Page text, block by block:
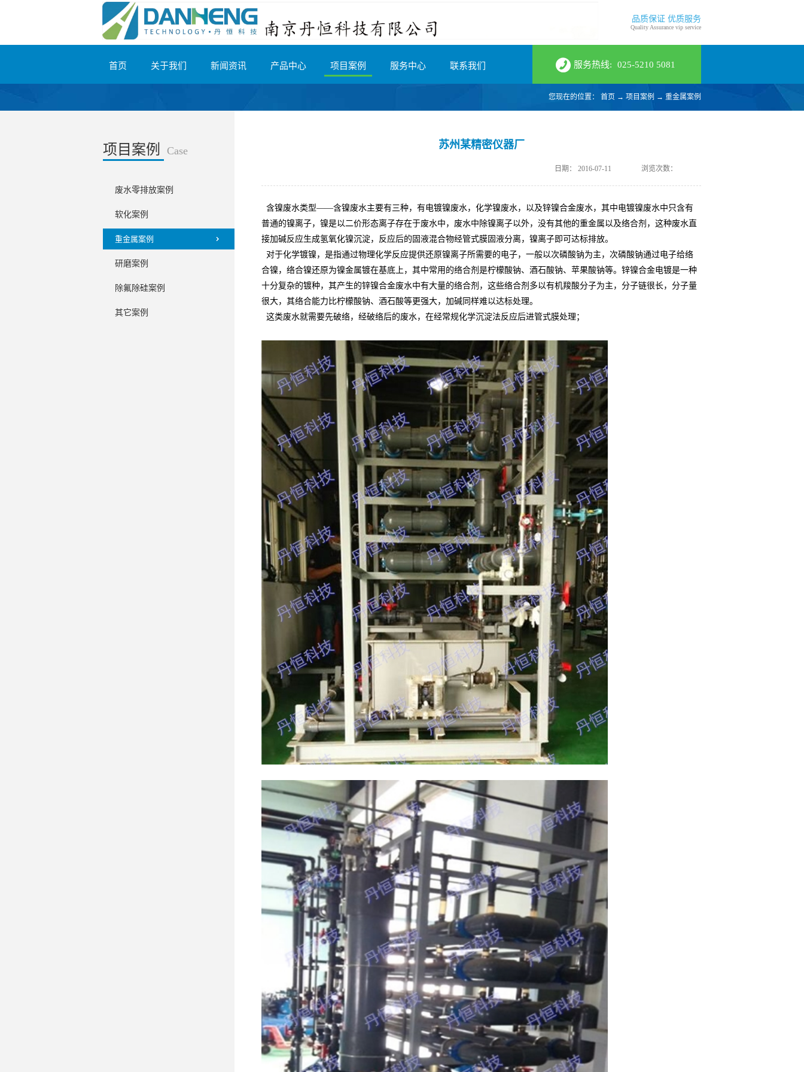
服务热线: 025-5210 5081
品质保证 优质服务
Quality Assurance vip service
首页 关于我们 新闻资讯 产品中心 项目案例 服务中心 联系我们
项目案例 Case
废水零排放案例
软化案例
重金属案例
研磨案例
除氟除硅案例
其它案例
您现在的位置： 首页 → 项目案例 → 重金属案例
苏州某精密仪器厂
日期： 2016-07-11 浏览次数：
含镍废水类型——含镍废水主要有三种，有电镀镍废水，化学镍废水，以及锌镍合金废水，其中电镀镍废水中只含有
普通的镍离子，镍是以二价形态离子存在于废水中，废水中除镍离子以外，没有其他的重金属以及络合剂，这种废水直
接加碱反应生成氢氧化镍沉淀，反应后的固液混合物经管式膜固液分离，镍离子即可达标排放。
对于化学镀镍，是指通过物理化学反应提供还原镍离子所需要的电子，一般以次磷酸钠为主，次磷酸钠通过电子给络
合镍，络合镍还原为镍金属镀在基底上，其中常用的络合剂是柠檬酸钠、酒石酸钠、苹果酸钠等。锌镍合金电镀是一种
十分复杂的镀种，其产生的锌镍合金废水中有大量的络合剂，这些络合剂多以有机羧酸分子为主，分子链很长，分子量
很大，其络合能力比柠檬酸钠、酒石酸等更强大，加碱同样难以达标处理。
这类废水就需要先破络，经破络后的废水，在经常规化学沉淀法反应后进管式膜处理；